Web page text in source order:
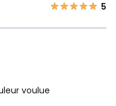
5
voulue